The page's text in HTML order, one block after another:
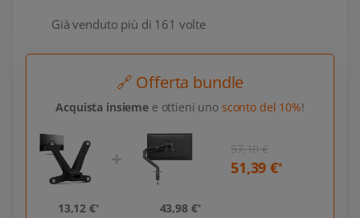
Già venduto più di 161 volte
🔗 Offerta bundle
Acquista insieme e ottieni uno sconto del 10%!
57,10 €
51,39 €*
13,12 €* 43,98 €*